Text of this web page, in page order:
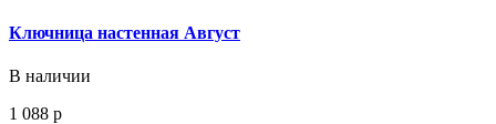
Ключница настенная Август
В наличии
1 088 р